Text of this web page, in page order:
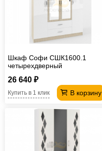
Шкаф Софи СШК1600.1
четырехдверный
26 640 ₽
В корзину
Купить в 1 клик